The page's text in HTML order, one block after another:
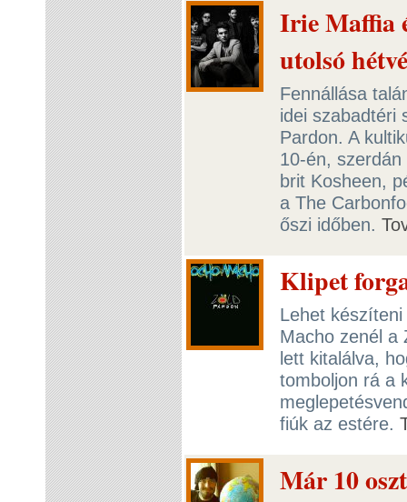
Irie Maffia
utolsó
Fennállása
idei szabadtéri
Pardon. A
10-én,
brit Kosheen,
a The
őszi időben.
Klipet
Lehet
Macho zenél a
lett kitalálva,
tomboljon rá a
fiúk az estére.
Már 10